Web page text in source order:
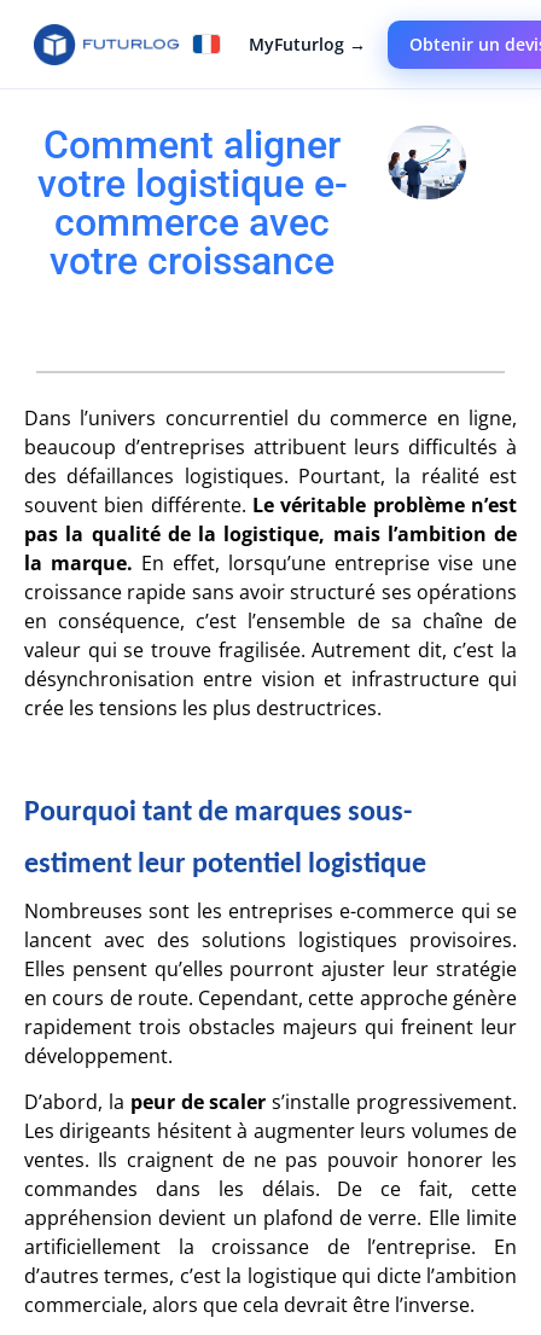
MyFuturlog → Obtenir un
Comment aligner
votre logistique e-
commerce avec
votre croissance
Dans l’univers concurrentiel du commerce en ligne,
beaucoup d’entreprises attribuent leurs difficultés à
des défaillances logistiques. Pourtant, la réalité est
souvent bien différente. Le véritable problème n’est
pas la qualité de la logistique, mais l’ambition de
la marque. En effet, lorsqu’une entreprise vise une
croissance rapide sans avoir structuré ses opérations
en conséquence, c’est l’ensemble de sa chaîne de
valeur qui se trouve fragilisée. Autrement dit, c’est la
désynchronisation entre vision et infrastructure qui
crée les tensions les plus destructrices.
Pourquoi tant de marques sous-
estiment leur potentiel logistique
Nombreuses sont les entreprises e-commerce qui se
lancent avec des solutions logistiques provisoires.
Elles pensent qu’elles pourront ajuster leur stratégie
en cours de route. Cependant, cette approche génère
rapidement trois obstacles majeurs qui freinent leur
développement.
D’abord, la peur de scaler s’installe progressivement.
Les dirigeants hésitent à augmenter leurs volumes de
ventes. Ils craignent de ne pas pouvoir honorer les
commandes dans les délais. De ce fait, cette
appréhension devient un plafond de verre. Elle limite
artificiellement la croissance de l’entreprise. En
d’autres termes, c’est la logistique qui dicte l’ambition
commerciale, alors que cela devrait être l’inverse.